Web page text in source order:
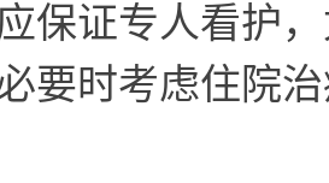
保证专人看护
要时考虑住院